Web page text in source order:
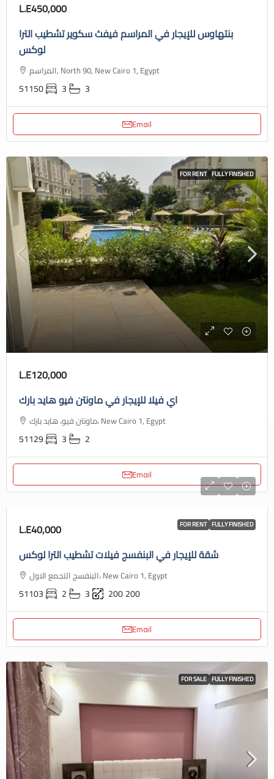
L.E450,000
بنتهاوس للإيجار في المراسم فيفث سكوير تشطيب الترا
لوكس
المراسم, North 90, New Cairo 1, Egypt
51150 3 3
Email
FOR RENT FULLY FINISHED
L.E120,000
اي فيلا للإيجار في ماونتن فيو هايد بارك
ماونتن فيو، هايد بارك، New Cairo 1, Egypt
51129 3 2
Email
FOR RENT FULLY FINISHED
L.E40,000
شقة للإيجار في البنفسج فيلات تشطيب الترا لوكس
البنفسج التجمع الاول، New Cairo 1, Egypt
51103 2 3 200200
Email
FOR SALE FULLY FINISHED